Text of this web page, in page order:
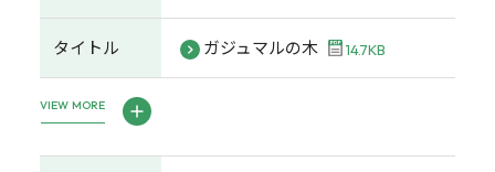
タイトル ガジュマルの木 14.7KB
VIEW MORE